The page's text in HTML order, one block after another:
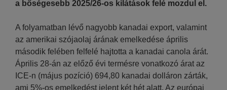
a bőségesebb 2025/26-os kilátások felé mozdul el.
A folyamatban lévő nagyobb kanadai export, valamint
az amerikai szójaolaj árának emelkedése április
második felében felfelé hajtotta a kanadai canola árát.
Április 28-án az előző évi termésre vonatkozó árat az
ICE-n (május pozíció) 694,80 kanadai dolláron zárták,
ami 5%-os emelkedést jelent két hét alatt. Az európai